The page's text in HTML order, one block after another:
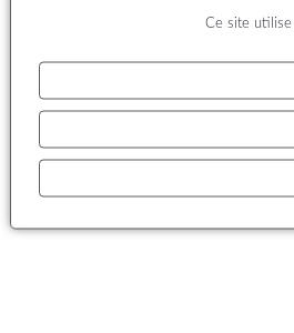
Ce site